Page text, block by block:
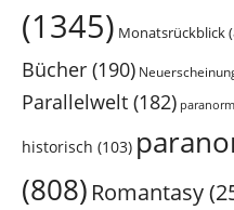
(1345) Monatsrückblick
Bücher (190)
Parallelwelt (182)
historisch (103)
(808) Romantasy